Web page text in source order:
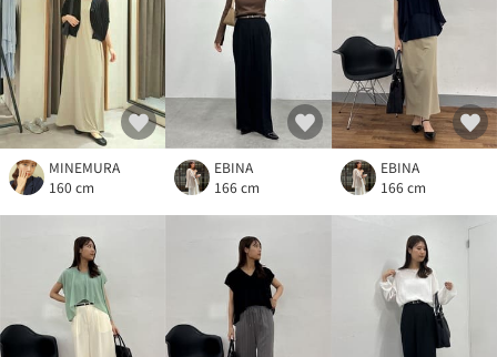
MINEMURA
160 cm
EBINA
166 cm
EBINA
166 cm